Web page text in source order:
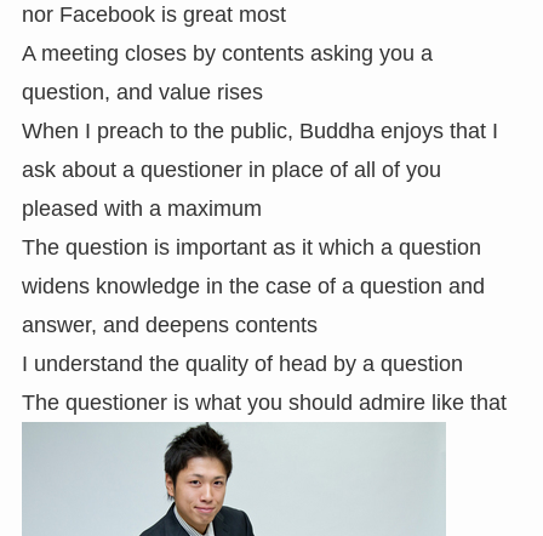
nor Facebook is great most
A meeting closes by contents asking you a
question, and value rises
When I preach to the public, Buddha enjoys that I
ask about a questioner in place of all of you
pleased with a maximum
The question is important as it which a question
widens knowledge in the case of a question and
answer, and deepens contents
I understand the quality of head by a question
The questioner is what you should admire like that